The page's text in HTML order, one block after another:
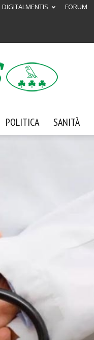
DIGITALMENTIS FORUM
POLITICA SANITÀ